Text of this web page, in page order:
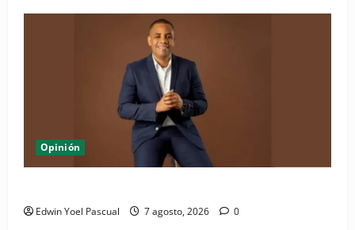
Opinión
Edwin Yoel Pascual 7 agosto, 2026 0